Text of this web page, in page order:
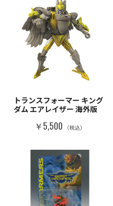
トランスフォーマー キング
ダム エアレイザー 海外版
￥5,500 （税込）